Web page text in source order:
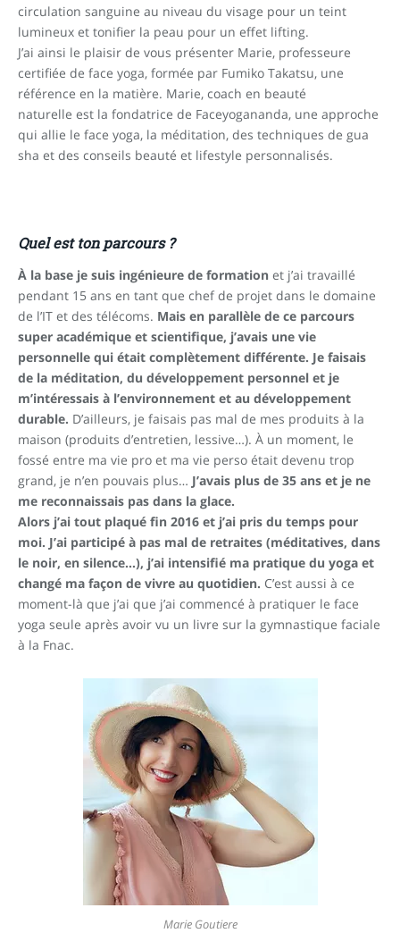
circulation sanguine au niveau du visage pour un teint
lumineux et tonifier la peau pour un effet lifting.
J’ai ainsi le plaisir de vous présenter Marie, professeure
certifiée de face yoga, formée par Fumiko Takatsu, une
référence en la matière. Marie, coach en beauté
naturelle est la fondatrice de Faceyogananda, une approche
qui allie le face yoga, la méditation, des techniques de gua
sha et des conseils beauté et lifestyle personnalisés.
Quel est ton parcours ?
À la base je suis ingénieure de formation et j’ai travaillé
pendant 15 ans en tant que chef de projet dans le domaine
de l’IT et des télécoms. Mais en parallèle de ce parcours
super académique et scientifique, j’avais une vie
personnelle qui était complètement différente. Je faisais
de la méditation, du développement personnel et je
m’intéressais à l’environnement et au développement
durable. D’ailleurs, je faisais pas mal de mes produits à la
maison (produits d’entretien, lessive…). À un moment, le
fossé entre ma vie pro et ma vie perso était devenu trop
grand, je n’en pouvais plus… J’avais plus de 35 ans et je ne
me reconnaissais pas dans la glace.
Alors j’ai tout plaqué fin 2016 et j’ai pris du temps pour
moi. J’ai participé à pas mal de retraites (méditatives, dans
le noir, en silence…), j’ai intensifié ma pratique du yoga et
changé ma façon de vivre au quotidien. C’est aussi à ce
moment-là que j’ai que j’ai commencé à pratiquer le face
yoga seule après avoir vu un livre sur la gymnastique faciale
à la Fnac.
Marie Goutiere